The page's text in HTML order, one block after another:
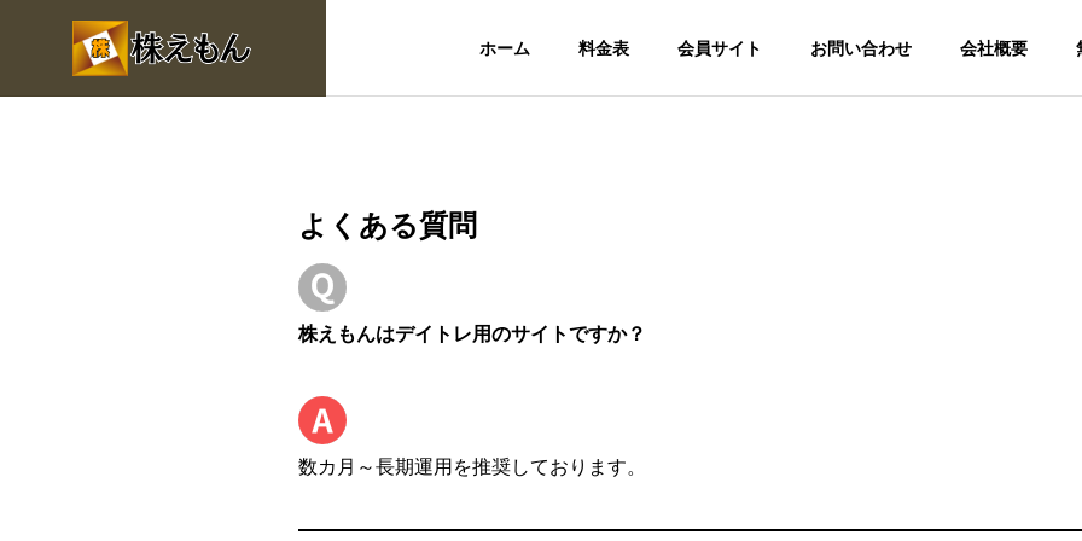
ホーム 料金表 会員サイト お問い合わせ 会社概要
よくある質問
株えもんはデイトレ用のサイトですか？
数カ月～長期運用を推奨しております。